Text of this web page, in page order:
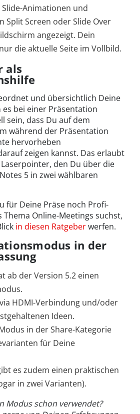
Animationen und
Split Screen oder Slide Over
angezeigt. Dein
die aktuelle Seite im Vollbild.
als
und übersichtlich Deine
bei einer Präsentation
sein, dass Du auf dem
während der Präsentation
hervorheben
zeigen kannst. Das erlaubt
den Du über die
5 in zwei wählbaren
für Deine Präse noch Profi-
Online-Meetings suchst,
in diesen Ratgeberwerfen.
in der
ab der Version 5.2 einen
HDMI-Verbindung und/oder
Ideen.
in der Share-Kategorie
für Deine
es zudem einen praktischen
in zwei Varianten).
Modus schon verwendet?